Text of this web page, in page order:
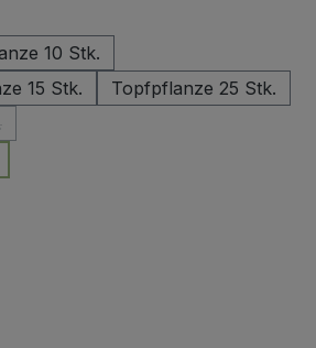
10 Stk.
15 Stk.
Topfpflanze 25 Stk.
nicht verfügbar.)